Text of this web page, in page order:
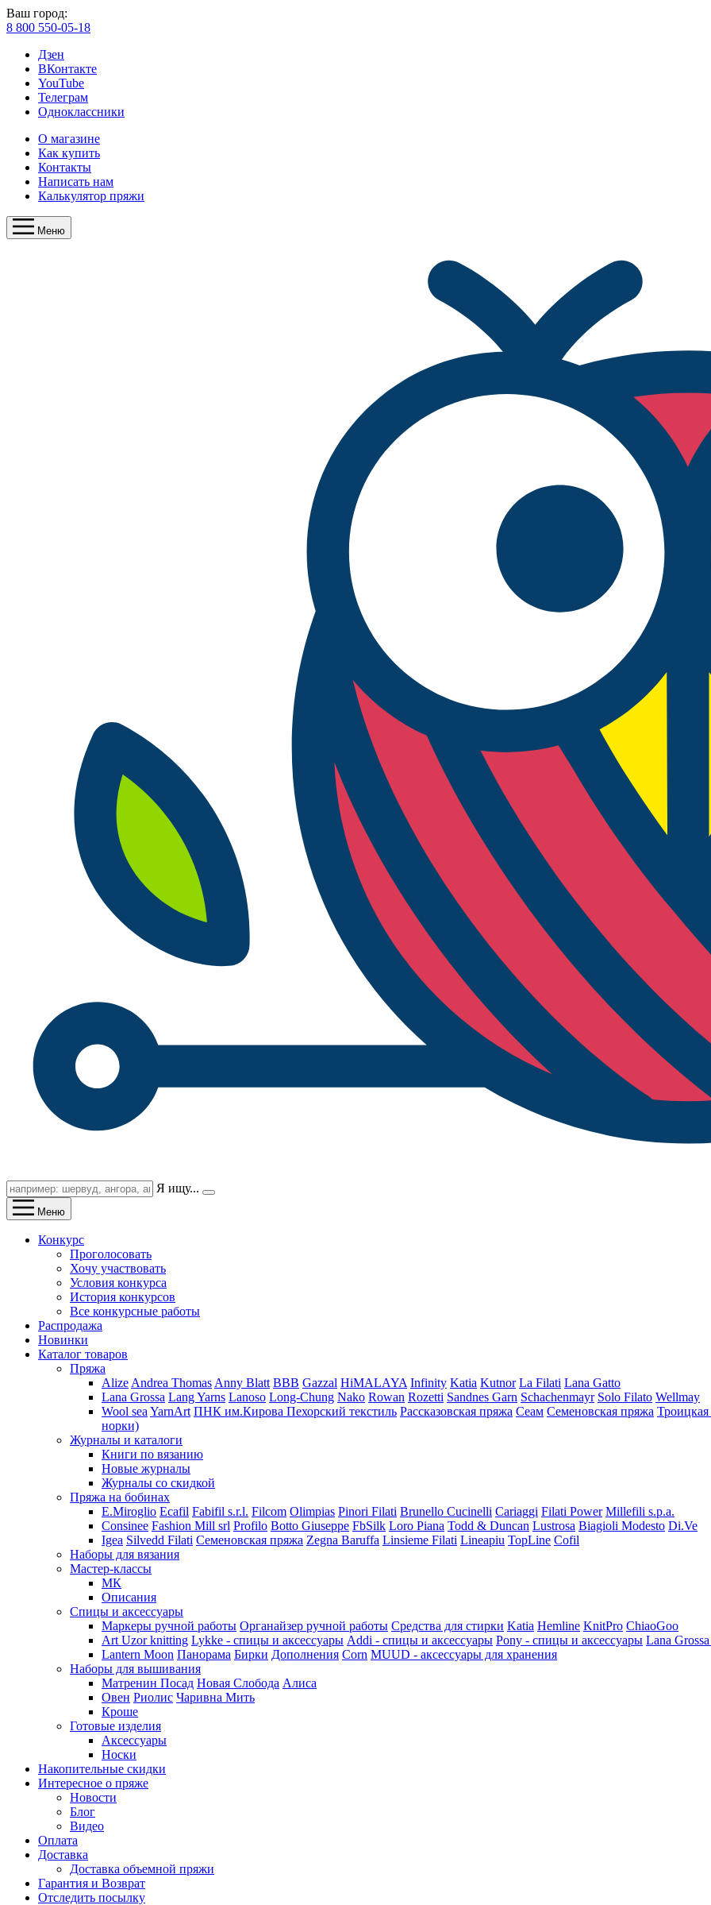
Ваш город:
8 800 550-05-18
Дзен
ВКонтакте
YouTube
Телеграм
Одноклассники
О магазине
Как купить
Контакты
Написать нам
Калькулятор пряжи
Меню
Я ищу...
Меню
Конкурс
Проголосовать
Хочу участвовать
Условия конкурса
История конкурсов
Все конкурсные работы
Распродажа
Новинки
Каталог товаров
Пряжа
Alize Andrea Thomas Anny Blatt BBB Gazzal HiMALAYA Infinity Katia Kutnor La Filati Lana Gatto
Lana Grossa Lang Yarns Lanoso Long-Chung Nako Rowan Rozetti Sandnes Garn Schachenmayr Solo Filato Wellmay
Wool sea YarnArt ПНК им.Кирова Пехорский текстиль Рассказовская пряжа Сеам Семеновская пряжа Троицкая
норки)
Журналы и каталоги
Книги по вязанию
Новые журналы
Журналы со скидкой
Пряжа на бобинах
E.Miroglio Ecafil Fabifil s.r.l. Filcom Olimpias Pinori Filati Brunello Cucinelli Cariaggi Filati Power Millefili s.p.a.
Consinee Fashion Mill srl Profilo Botto Giuseppe FbSilk Loro Piana Todd & Duncan Lustrosa Biagioli Modesto Di.Ve
Igea Silvedd Filati Семеновская пряжа Zegna Baruffa Linsieme Filati Lineapiu TopLine Cofil
Наборы для вязания
Мастер-классы
МК
Описания
Спицы и аксессуары
Маркеры ручной работы Органайзер ручной работы Средства для стирки Katia Hemline KnitPro ChiaoGoo
Art Uzor knitting Lykke - спицы и аксессуары Addi - спицы и аксессуары Pony - спицы и аксессуары Lana
Lantern Moon Панорама Бирки Дополнения Corn MUUD - аксессуары для хранения
Наборы для вышивания
Матренин Посад Новая Слобода Алиса
Овен Риолис Чаривна Мить
Кроше
Готовые изделия
Аксессуары
Носки
Накопительные скидки
Интересное о пряже
Новости
Блог
Видео
Оплата
Доставка
Доставка объемной пряжи
Гарантия и Возврат
Отследить посылку